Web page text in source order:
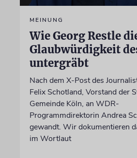
MEINUNG
Wie Georg Restle
Glaubwürdigkeit
untergräbt
Nach dem X-Post des
Felix Schotland, Vorstand der
Gemeinde Köln, an WDR-
Programmdirektorin Andrea
gewandt. Wir dokumentieren
im Wortlaut